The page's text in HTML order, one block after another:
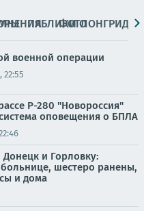
ПАБЛИКИ
ФОТОЛОНГРИДЫ
военной операции
22:55
Р-280 "Новороссия"
оповещения о БПЛА
и Горловку:
шестеро ранены,
и дома